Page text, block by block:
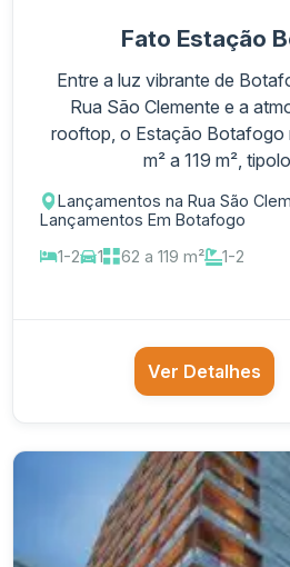
Fato Estação
Entre a luz vibrante de
Rua São Clemente e a
rooftop, o Estação Botafogo
m² a 119 m²,
Lançamentos na Rua São
Lançamentos Em Botafogo
1-2
1 62 a 119 m² 1-2
Ver Detalhes